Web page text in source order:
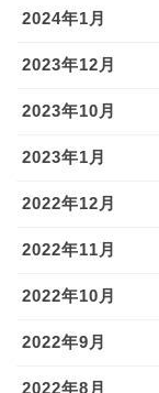
2024年1月
2023年12月
2023年10月
2023年1月
2022年12月
2022年11月
2022年10月
2022年9月
2022年8月